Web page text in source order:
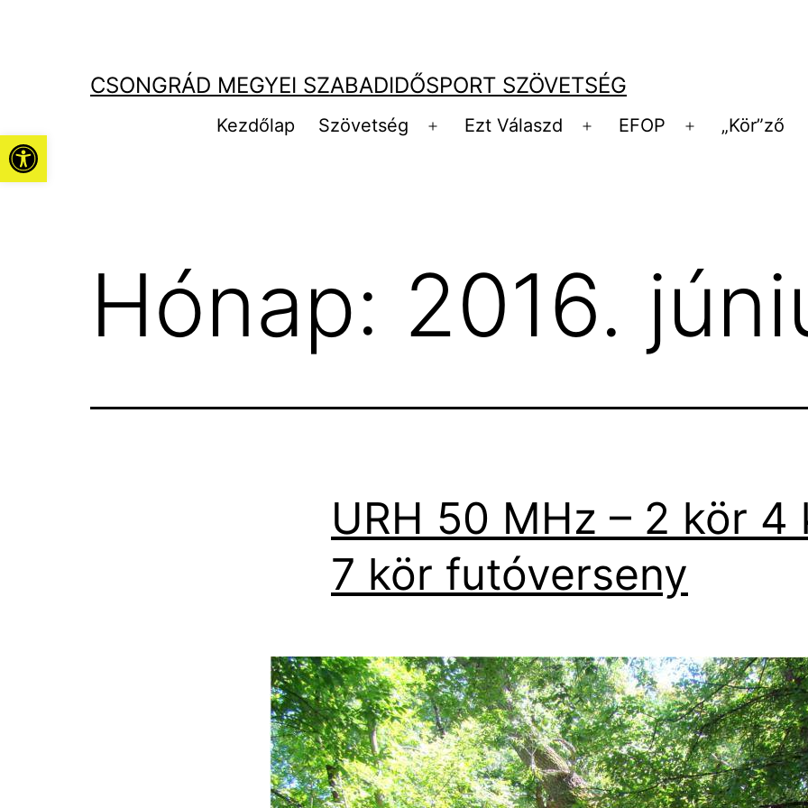
Eszköztár megnyitása
tartalomhozCSONGRÁD MEGYEI SZABADIDŐSPORT SZÖVETSÉG
Kezdőlap Szövetség
Menü
Ezt Válaszd
Menü
EFOP
Menü
„Kör”ző
Hónap: 2016.
URH 50 MHz – 2 kör 4
7 kör futóverseny